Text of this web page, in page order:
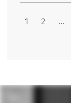
1 2 …